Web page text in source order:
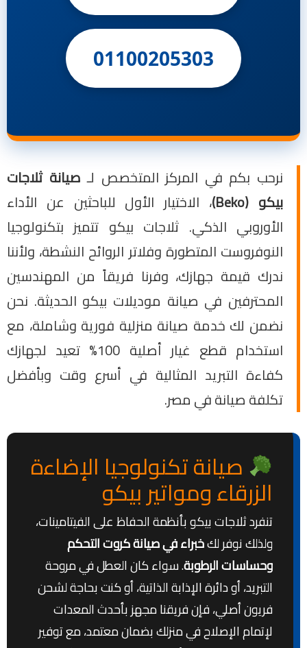
01100205303
نرحب بكم في المركز المتخصص لـ صيانة ثلاجات
بيكو (Beko)
، الاختيار الأول للباحثين عن الأداء
الأوروبي الذكي. ثلاجات بيكو تتميز بتكنولوجيا
النوفروست المتطورة وفلاتر الروائح النشطة، ولأننا
ندرك قيمة جهازك، وفرنا فريقاً من المهندسين
المحترفين في صيانة موديلات بيكو الحديثة. نحن
نضمن لك خدمة صيانة منزلية فورية وشاملة، مع
استخدام قطع غيار أصلية 100% تعيد لجهازك
كفاءة التبريد المثالية في أسرع وقت وبأفضل
تكلفة صيانة في مصر.
صيانة تكنولوجيا الإضاءة
الزرقاء ومواتير بيكو
تنفرد ثلاجات بيكو بأنظمة الحفاظ على الفيتامينات،
ولذلك نوفر لكخبراء في صيانة كروت التحكم
وحساسات الرطوبة. سواء كان العطل في مروحة
التبريد، أو دائرة الإذابة الذاتية، أو كنت بحاجة لشحن
فريون أصلي، فإن فريقنا مجهز بأحدث المعدات
لإتمام الإصلاح في منزلك بضمان معتمد، مع توفير